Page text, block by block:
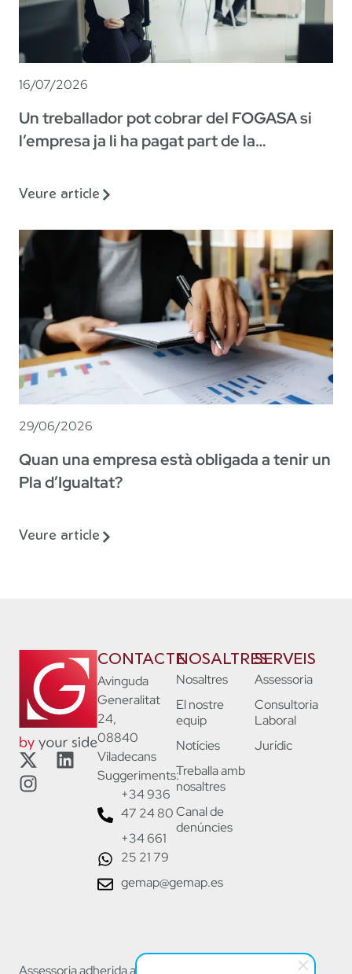
16/07/2026
Un treballador pot cobrar del FOGASA si
l’empresa ja li ha pagat part de la
Veure article
29/06/2026
Quan una empresa està obligada a tenir un
Pla d’Igualtat?
Veure article
NOSALTRES
Nosaltres
El nostre
equip
Notícies
Treballa amb
nosaltres
Canal de
denúncies
SERVEIS
Assessoria
Consultoria
Laboral
Jurídic
CONTACTE
Avinguda
Generalitat
24,
08840
Viladecans
Suggeriments:
+34 936
47 24 80
+34 661
25 21 79
gemap@gemap.es
Assessoria adherida a: